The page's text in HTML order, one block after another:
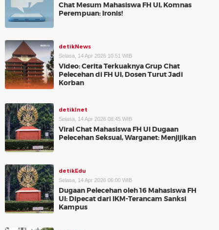
Chat Mesum Mahasiswa FH UI, Komnas
Perempuan: Ironis!
detikNews
Selasa, 14 Apr 2026 10:51 WIB
Video: Cerita Terkuaknya Grup Chat
Pelecehan di FH UI, Dosen Turut Jadi
Korban
detikInet
Selasa, 14 Apr 2026 08:45 WIB
Viral Chat Mahasiswa FH UI Dugaan
Pelecehan Seksual, Warganet: Menjijikan
detikEdu
Selasa, 14 Apr 2026 06:00 WIB
Dugaan Pelecehan oleh 16 Mahasiswa FH
UI: Dipecat dari IKM-Terancam Sanksi
Kampus